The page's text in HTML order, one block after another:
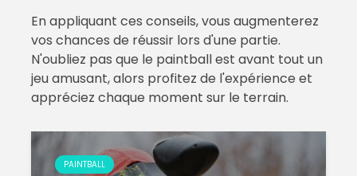
En appliquant ces conseils, vous augmenterez
vos chances de réussir lors d'une partie.
N'oubliez pas que le paintball est avant tout un
jeu amusant, alors profitez de l'expérience et
appréciez chaque moment sur le terrain.
PAINTBALL